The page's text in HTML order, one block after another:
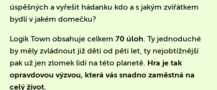
úspěšných a vyřešit hádanku kdo a s jakým zvířátkem
bydlí v jakém domečku?
Logik Town obsahuje celkem 70 úloh. Ty jednoduché
by měly zvládnout již děti od pěti let, ty nejobtížnější
pak už jen zlomek lidí na této planetě. Hra je tak
opravdovou výzvou, která vás snadno zaměstná na
celý život.